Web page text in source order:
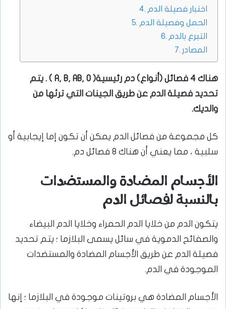
اختبار فصيلة الدم
الحمل وفصيلة الدم
التبرع بالدم
المصادر
هناك 4 فصائل (أنواع) دم رئيسية( A, B, AB, O ) . يتم
تحديد فصيلة الدم عن طريق الجينات التي ترثها من
والديك.
كل مجموعة من فصائل الدم يمكن أن تكون إما إيجابية أو
سلبية ، مما يعني أن هناك 8 فصائل دم.
الأجسام المضادة والمستضدات
بالنسبة لفصائل الدم
يتكون الدم من خلايا الدم الحمراء وخلايا الدم البيضاء
والصفائح الدموية في سائل يسمى البلازما ؛ يتم تحديد
فصيلة الدم عن طريق الأجسام المضادة والمستضدات
الموجودة في الدم.
الأجسام المضادة هي بروتينات موجودة في البلازما ؛ إنها